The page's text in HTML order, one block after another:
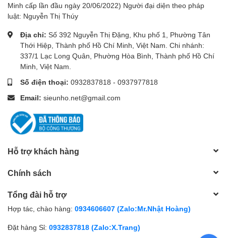
Minh cấp lần đầu ngày 20/06/2022) Người đại diện theo pháp
luật: Nguyễn Thị Thúy
Địa chỉ: Số 392 Nguyễn Thị Đặng, Khu phố 1, Phường Tân
Thới Hiệp, Thành phố Hồ Chí Minh, Việt Nam. Chi nhánh:
337/1 Lạc Long Quân, Phường Hòa Bình, Thành phố Hồ Chí
Minh, Việt Nam.
Số điện thoại: 0932837818 - 0937977818
Email: sieunho.net@gmail.com
Hỗ trợ khách hàng
Chính sách
Tổng đài hỗ trợ
Hợp tác, chào hàng: 0934606607 (Zalo:Mr.Nhật Hoàng)
Đặt hàng Sỉ: 0932837818 (Zalo:X.Trang)